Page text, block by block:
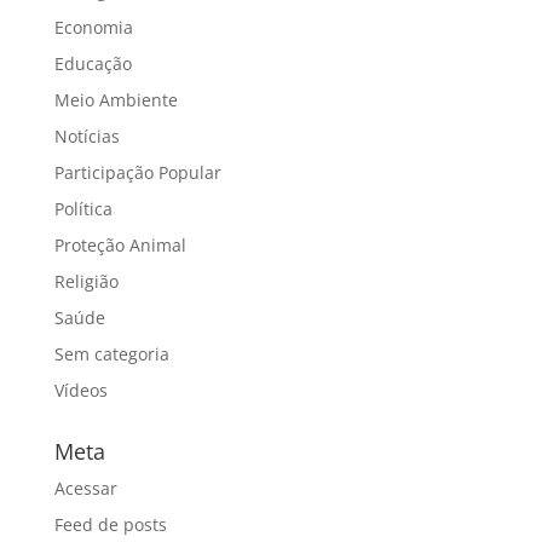
Economia
Educação
Meio Ambiente
Notícias
Participação Popular
Política
Proteção Animal
Religião
Saúde
Sem categoria
Vídeos
Meta
Acessar
Feed de posts